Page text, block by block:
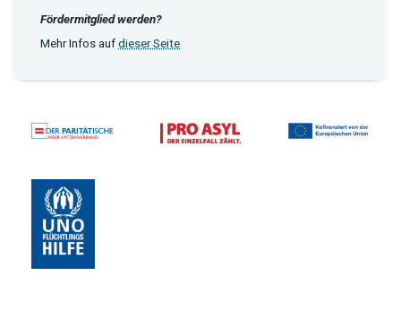
Fördermitglied werden?
Mehr Infos aufdieser Seite